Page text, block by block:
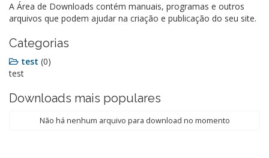
A Área de Downloads contém manuais, programas e outros
arquivos que podem ajudar na criação e publicação do seu site.
Categorias
test (0)
test
Downloads mais populares
Não há nenhum arquivo para download no momento